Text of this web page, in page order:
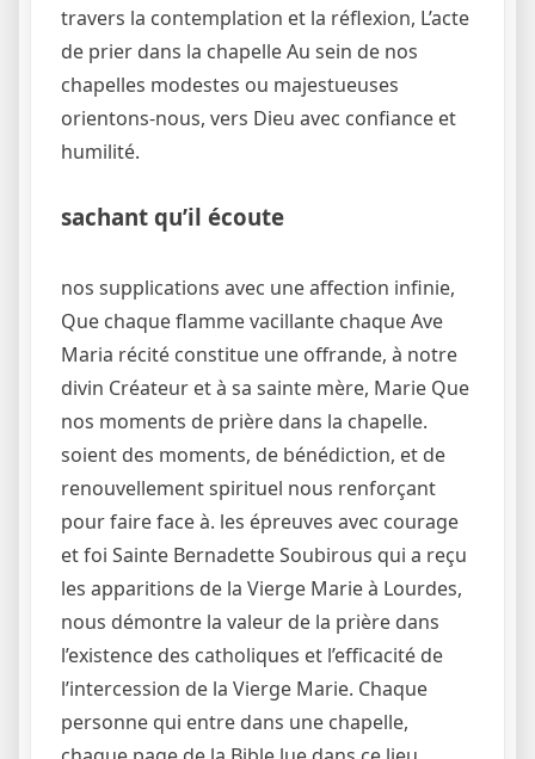
travers la contemplation et la réflexion, L’acte
de prier dans la chapelle Au sein de nos
chapelles modestes ou majestueuses
orientons-nous, vers Dieu avec confiance et
humilité.
sachant qu’il écoute
nos supplications avec une affection infinie,
Que chaque flamme vacillante chaque Ave
Maria récité constitue une offrande, à notre
divin Créateur et à sa sainte mère, Marie Que
nos moments de prière dans la chapelle.
soient des moments, de bénédiction, et de
renouvellement spirituel nous renforçant
pour faire face à. les épreuves avec courage
et foi Sainte Bernadette Soubirous qui a reçu
les apparitions de la Vierge Marie à Lourdes,
nous démontre la valeur de la prière dans
l’existence des catholiques et l’efficacité de
l’intercession de la Vierge Marie. Chaque
personne qui entre dans une chapelle,